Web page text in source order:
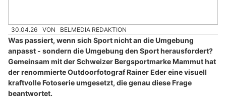
30.04.26 VON BELMEDIA REDAKTION
Was passiert, wenn sich Sport nicht an die Umgebung
anpasst - sondern die Umgebung den Sport herausfordert?
Gemeinsam mit der Schweizer Bergsportmarke Mammut hat
der renommierte Outdoorfotograf Rainer Eder eine visuell
kraftvolle Fotoserie umgesetzt, die genau diese Frage
beantwortet.